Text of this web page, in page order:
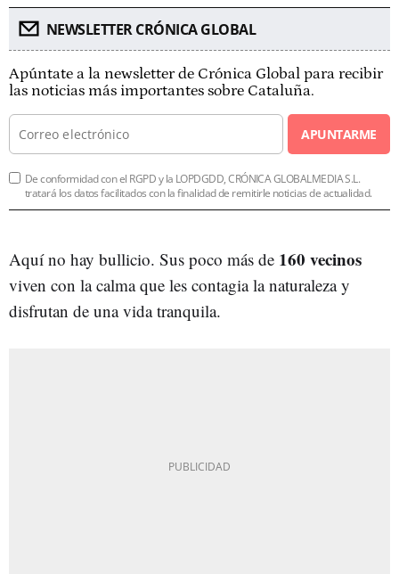
NEWSLETTER CRÓNICA GLOBAL
Apúntate a la newsletter de Crónica Global para recibir
las noticias más importantes sobre Cataluña.
APUNTARME
De conformidad con el RGPD y la LOPDGDD, CRÓNICA GLOBALMEDIA S.L.
tratará los datos facilitados con la finalidad de remitirle noticias de actualidad.
Aquí no hay bullicio. Sus poco más de 160 vecinos
viven con la calma que les contagia la naturaleza y
disfrutan de una vida tranquila.